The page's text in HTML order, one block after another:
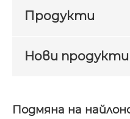
Продукти
Нови продукти
Подмяна на